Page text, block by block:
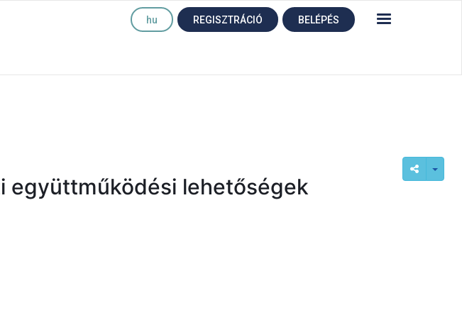
hu REGISZTRÁCIÓ BELÉPÉS
együttműködési lehetőségek